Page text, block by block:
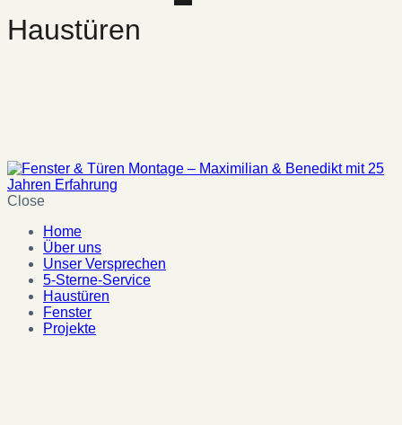
Haustüren
Close
Home
Über uns
Unser Versprechen
5-Sterne-Service
Haustüren
Fenster
Projekte